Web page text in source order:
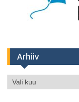
Arhiiv
Arhiiv